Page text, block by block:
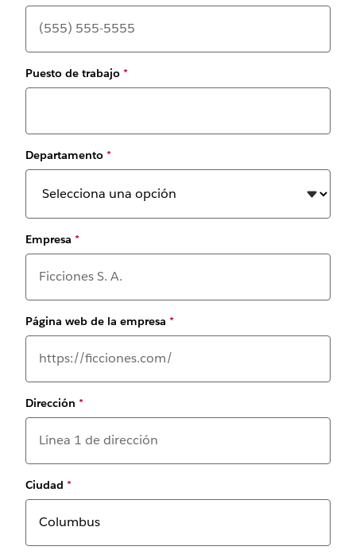
Puesto de trabajo *
Departamento *
Empresa *
Página web de la empresa *
Dirección *
Ciudad *